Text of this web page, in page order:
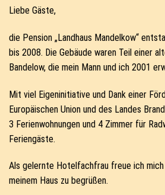
Liebe Gäste,
die Pension „Landhaus Mandelkow“
bis 2008. Die Gebäude waren Teil einer
Bandelow, die mein Mann und ich 2001
Mit viel Eigeninitiative und Dank einer
Europäischen Union und des Landes
3 Ferienwohnungen und 4 Zimmer für
Feriengäste.
Als gelernte Hotelfachfrau freue ich mich
meinem Haus zu begrüßen.